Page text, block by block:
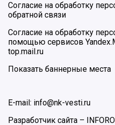
Согласие на обработку
обратной связи
Согласие на обработку
помощью сервисов
top.mail.ru
Показать баннерные места
E-mail: info@nk-vesti.ru
Разработчик сайта –